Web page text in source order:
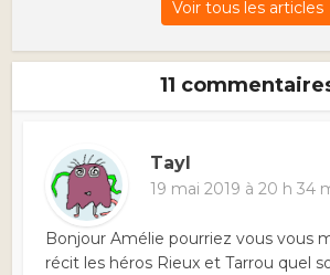
Voir tous les articles
11
Tayl
19 mai 2019 à 20 h 34
Bonjour Amélie pourriez vous vous
récit les héros Rieux et Tarrou quel